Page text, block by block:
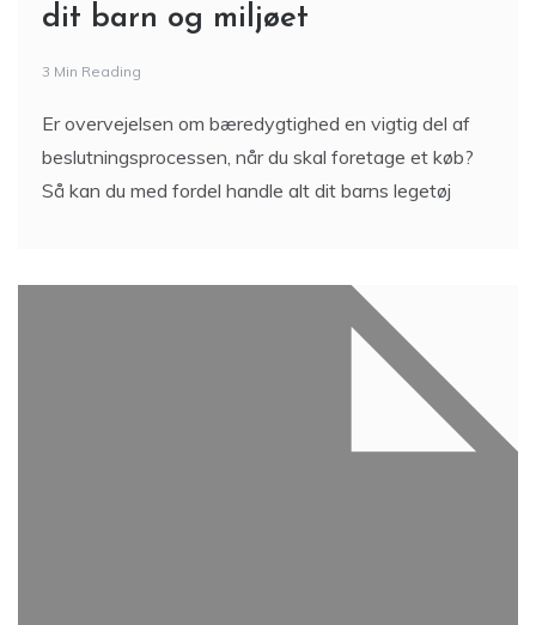
dit barn og miljøet
3 Min Reading
Er overvejelsen om bæredygtighed en vigtig del af
beslutningsprocessen, når du skal foretage et køb?
Så kan du med fordel handle alt dit barns legetøj